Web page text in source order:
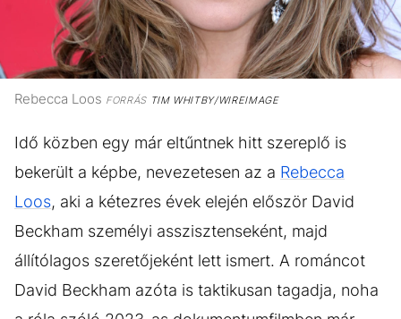
Rebecca Loos FORRÁSTIM WHITBY/WIREIMAGE
Idő közben egy már eltűntnek hitt szereplő is
bekerült a képbe, nevezetesen az a Rebecca
Loos, aki a kétezres évek elején először David
Beckham személyi asszisztenseként, majd
állítólagos szeretőjeként lett ismert. A románcot
David Beckham azóta is taktikusan tagadja, noha